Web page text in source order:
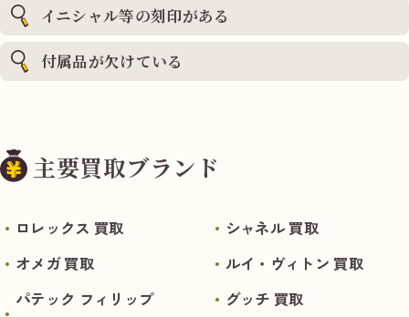
イニシャル等の刻印がある
付属品が欠けている
主要買取ブランド
ロレックス 買取
オメガ 買取
パテック フィリップ
シャネル 買取
ルイ・ヴィトン 買取
グッチ 買取